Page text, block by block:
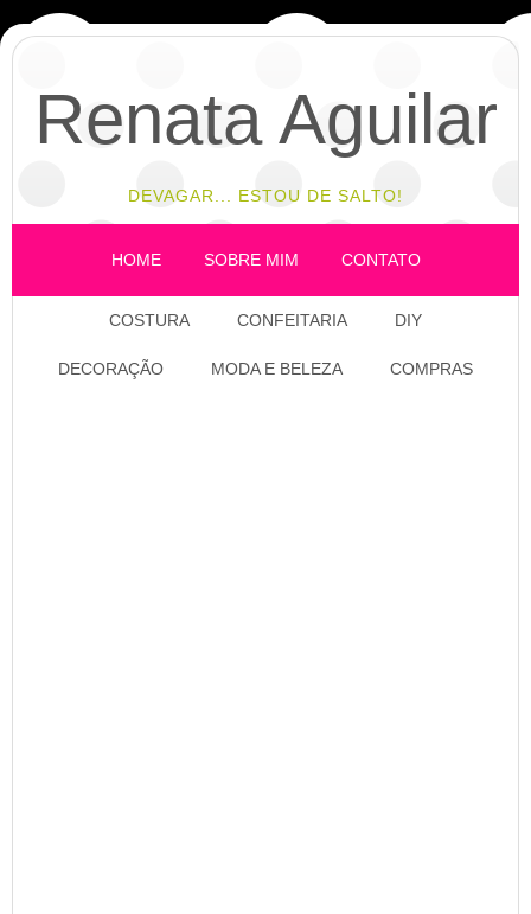
Renata Aguilar
DEVAGAR... ESTOU DE SALTO!
HOME SOBRE MIM CONTATO
COSTURA CONFEITARIA DIY
DECORAÇÃO MODA E BELEZA COMPRAS